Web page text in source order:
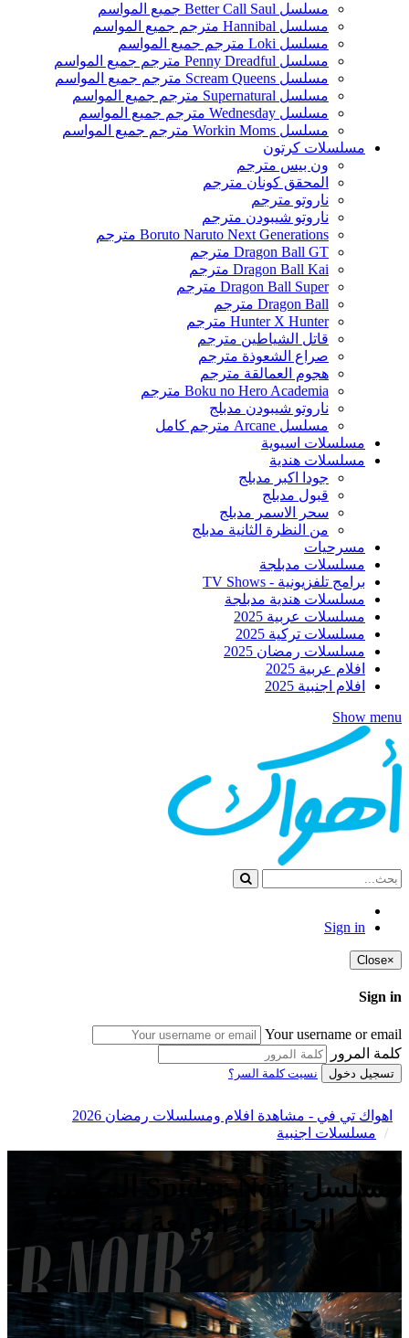
مسلسل Better Call Saul جميع المواسم
مسلسل Hannibal مترجم جميع المواسم
مسلسل Loki مترجم جميع المواسم
مسلسل Penny Dreadful مترجم جميع المواسم
مسلسل Scream Queens مترجم جميع المواسم
مسلسل Supernatural مترجم جميع المواسم
مسلسل Wednesday مترجم جميع المواسم
مسلسل Workin Moms مترجم جميع المواسم
مسلسلات كرتون
ون بيس مترجم
المحقق كونان مترجم
ناروتو مترجم
ناروتو شيبودن مترجم
Boruto Naruto Next Generations مترجم
Dragon Ball GT مترجم
Dragon Ball Kai مترجم
Dragon Ball Super مترجم
Dragon Ball مترجم
Hunter X Hunter مترجم
قاتل الشياطين مترجم
صراع الشعوذة مترجم
هجوم العمالقة مترجم
Boku no Hero Academia مترجم
ناروتو شيبودن مدبلج
مسلسل Arcane مترجم كامل
مسلسلات اسيوية
مسلسلات هندية
جودا اكبر مدبلج
قبول مدبلج
سحر الاسمر مدبلج
من النظرة الثانية مدبلج
مسرحيات
مسلسلات مدبلجة
برامج تلفزيونية - TV Shows
مسلسلات هندية مدبلجة
مسلسلات عربية 2025
مسلسلات تركية 2025
مسلسلات رمضان 2025
افلام عربية 2025
افلام اجنبية 2025
Show menu
Sign in
×
Close
Sign in
Your username or email
كلمة المرور
تسجيل دخول نسيت كلمة السر؟
اهواك تي في - مشاهدة افلام ومسلسلات رمضان 2026
مسلسلات اجنبية
الاول الحلقة 4 الرابعة مترجمة